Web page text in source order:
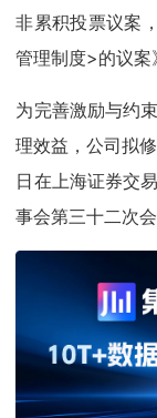
非累积投票议案
管理制度>的议案
为完善激励与约
理效益，公司拟
日在上海证券交
事会第三十二次